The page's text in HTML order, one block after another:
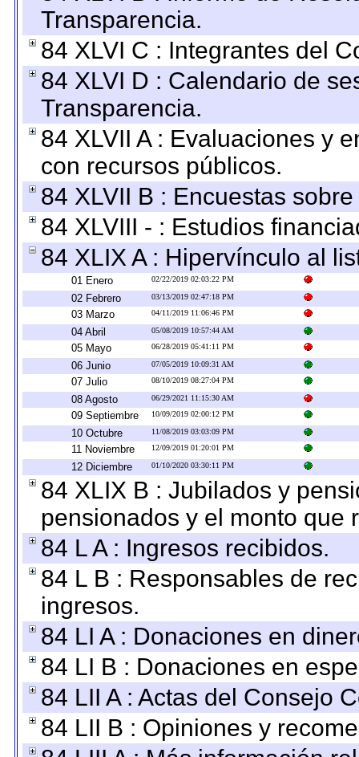
Transparencia.
84 XLVI C : Integrantes del
84 XLVI D : Calendario de
Transparencia.
84 XLVII A : Evaluaciones y
con recursos públicos.
84 XLVII B : Encuestas
84 XLVIII - : Estudios
84 XLIX A : Hipervínculo al
01 Enero 02/22/2019 02:03:22 PM
02 Febrero 03/13/2019 02:47:18 PM
03 Marzo 04/11/2019 11:06:46 PM
04 Abril 05/08/2019 10:57:44 AM
05 Mayo 06/28/2019 05:41:11 PM
06 Junio 07/05/2019 10:09:31 AM
07 Julio 08/10/2019 08:27:04 PM
08 Agosto 06/29/2021 11:15:30 AM
09 Septiembre 10/09/2019 02:00:12 PM
10 Octubre 11/08/2019 03:03:09 PM
11 Noviembre 12/09/2019 01:20:01 PM
12 Diciembre 01/10/2020 03:30:11 PM
84 XLIX B : Jubilados y
pensionados y el monto que
84 L A : Ingresos recibidos.
84 L B : Responsables de
ingresos.
84 LI A : Donaciones en
84 LI B : Donaciones en
84 LII A : Actas del Consejo
84 LII B : Opiniones y